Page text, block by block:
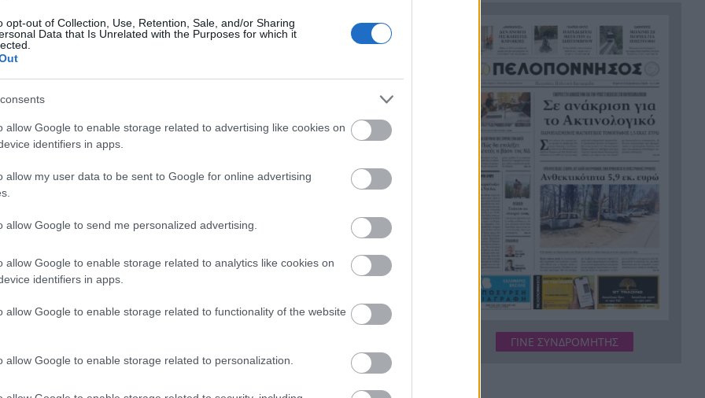
opt-out of Collection, Use, Retention, Sale, and/or Sharing
Data that Is Unrelated with the Purposes for which it
allow Google to enable storage related to advertising like cookies on
identifiers in apps.
allow my user data to be sent to Google for online advertising
allow Google to send me personalized advertising.
allow Google to enable storage related to analytics like cookies on
identifiers in apps.
allow Google to enable storage related to functionality of the website
allow Google to enable storage related to personalization.
προϋπηρεσία πριν από το 2012,
10% επί του βασικού μισθού, αυξάνει τις τελικές αποδοχές
ως εξής:
τελετή αποτέφρωσης του
συντονιστή που σκοτώθηκε
μετά τη σύγκρουση
ελικοπτέρων στην Ψάθα,
ΦΩΤΟ
20:24 Στιγμές αγωνίας και θρίλερ
στο Αίγιο: Οδηγός λεωφορείου
έχασε τις αισθήσεις του και τη
ζωή του! ΦΩΤΟ
Κόκκινα τα 118 κτίρια στις 325
αυτοψίες των πληγεισών
περιοχών από τις
καταστροφικές πυρκαγιές
20:00 Η ανακοίνωση της ΕΑΠ για
Γιατί οδηγήθηκαν στη φυλακή
ΓΙΝΕ ΣΥΝΔΡΟΜΗΤΗΣ